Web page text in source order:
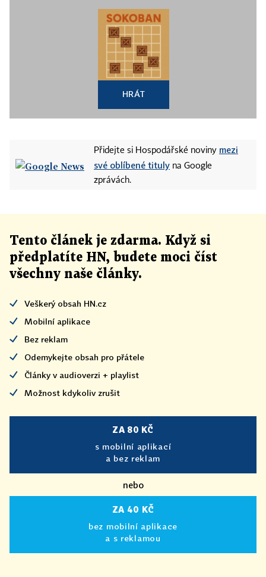
HRÁT
Přidejte si Hospodářské noviny mezi
své oblíbené tituly na Google
zprávách.
Tento článek je zdarma. Když si
předplatíte HN, budete moci číst
všechny naše články.
Veškerý obsah HN.cz
Mobilní aplikace
Bez reklam
Odemykejte obsah pro přátele
Články v audioverzi + playlist
Možnost kdykoliv zrušit
ZA 80 KČ
s mobilní aplikací
a bez reklam
nebo
ZA 40 KČ
bez mobilní aplikace
a s reklamou